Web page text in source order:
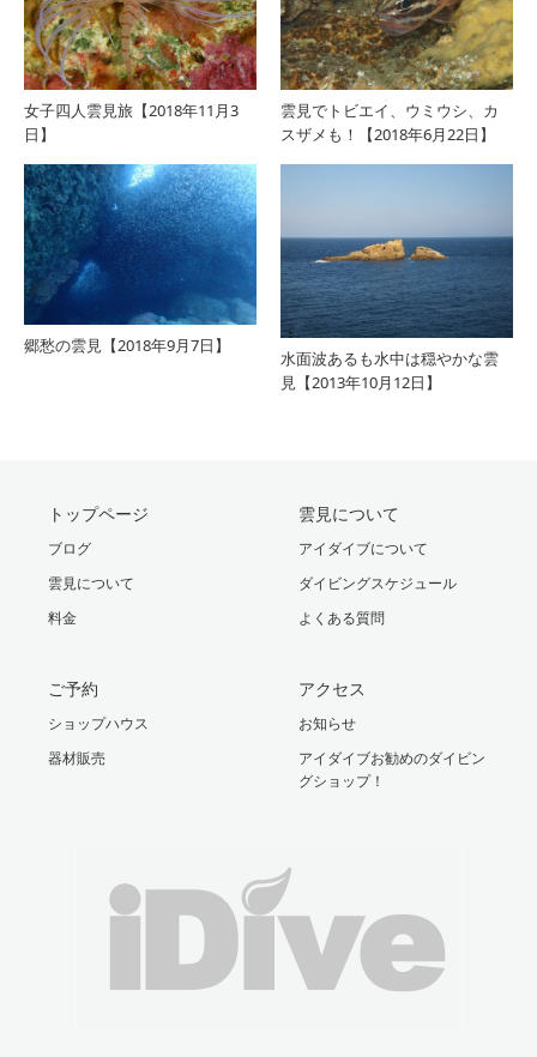
女子四人雲見旅【2018年11月3
日】
雲見でトビエイ、ウミウシ、カ
スザメも！【2018年6月22日】
郷愁の雲見【2018年9月7日】
水面波あるも水中は穏やかな雲
見【2013年10月12日】
トップページ
ブログ
雲見について
料金
雲見について
アイダイブについて
ダイビングスケジュール
よくある質問
ご予約
ショップハウス
器材販売
アクセス
お知らせ
アイダイブお勧めのダイビン
グショップ！